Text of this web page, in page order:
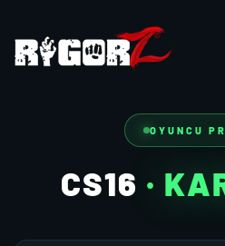
OYUNCU
CS16 ·